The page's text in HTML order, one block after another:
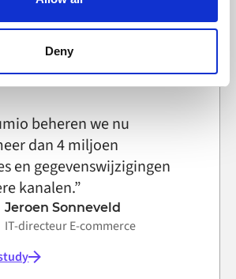
This could affect the
however. We also use third-
Deny
beheren we nu
dan 4 miljoen
en gegevenswijzigingen
kanalen.”
Jeroen Sonneveld
IT-directeur E-commerce